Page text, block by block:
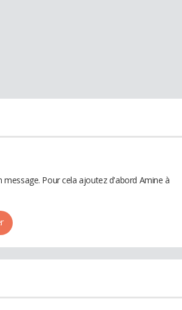
Pour cela ajoutez d'abord Amine à